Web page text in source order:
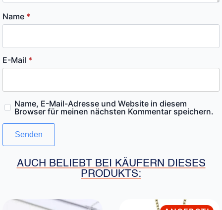
Name *
E-Mail *
Name, E-Mail-Adresse und Website in diesem
Browser für meinen nächsten Kommentar speichern.
AUCH BELIEBT BEI KÄUFERN DIESES
PRODUKTS: